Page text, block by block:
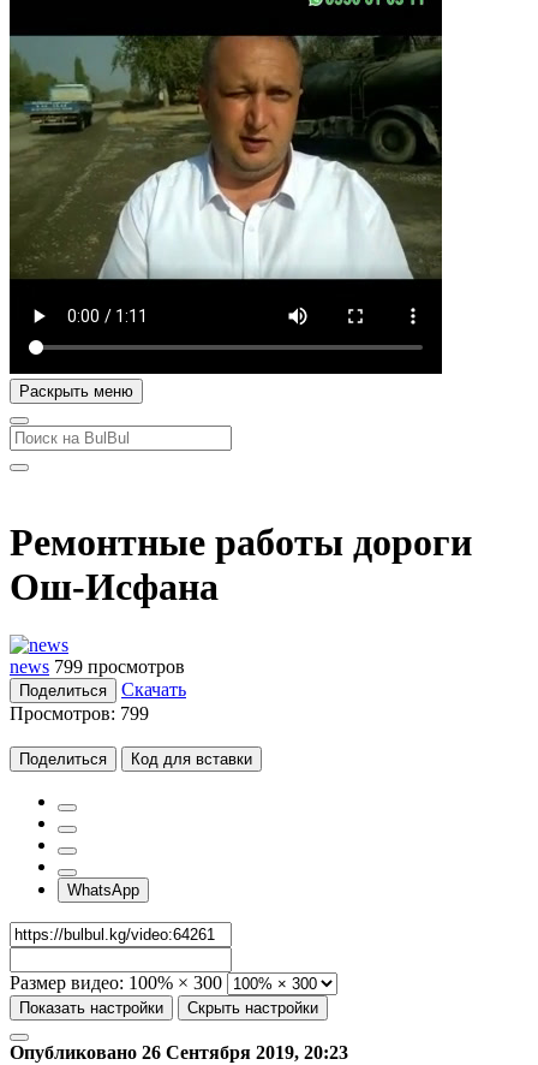
Раскрыть меню
Ремонтные работы дороги
Ош-Исфана
news 799 просмотров
Поделиться
Скачать
Просмотров: 799
Поделиться Код для вставки
WhatsApp
Размер видео: 100% × 300
Показать настройки Скрыть настройки
Опубликовано 26 Сентября 2019, 20:23